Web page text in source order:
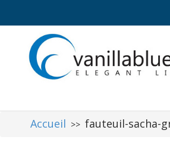
Accueil >> fauteuil-sacha-